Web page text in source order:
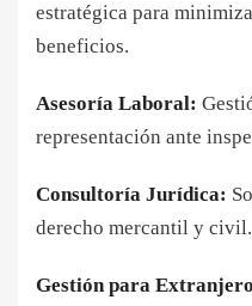
estratégica para
beneficios.
Asesoría Laboral:
representación ante
Consultoría Jurídica:
derecho mercantil y civil.
Gestión para